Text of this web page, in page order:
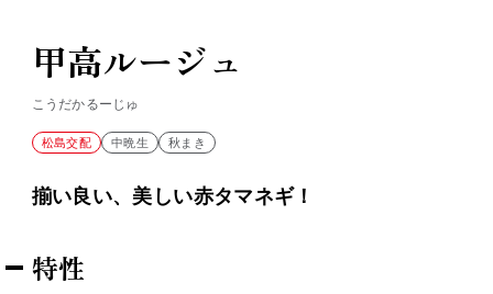
甲高ルージュ
こうだかるーじゅ
松島交配 中晩生 秋まき
揃い良い、美しい赤タマネギ！
特性